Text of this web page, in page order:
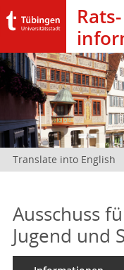
Rats­
Translate into English
Ausschuss
Jugend und